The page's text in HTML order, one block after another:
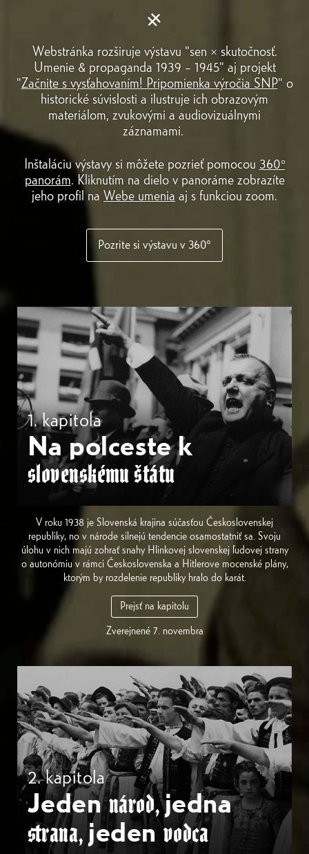
Webstránka rozširuje výstavu "sen × skutočnosť.
Umenie & propaganda 1939 – 1945" aj projekt
"Začnite s vysťahovaním! Pripomienka výročia SNP" o
historické súvislosti a ilustruje ich obrazovým
materiálom, zvukovými a audiovizuálnymi
záznamami.
Inštaláciu výstavy si môžete pozrieť pomocou 360°
panorám. Kliknutím na dielo v panoráme zobrazíte
jeho profil na Webe umenia aj s funkciou zoom.
Pozrite si výstavu v 360°
1. kapitola
Na polceste k
slovenskému štátu
V roku 1938 je Slovenská krajina súčasťou Československej
republiky, no v národe silnejú tendencie osamostatniť sa. Svoju
úlohu v nich majú zohrať snahy Hlinkovej slovenskej ľudovej strany
o autonómiu v rámci Československa a Hitlerove mocenské plány,
ktorým by rozdelenie republiky hralo do karát.
Prejsť na kapitolu
Zverejnené 7. novembra
2. kapitola
Jeden národ,jedna
strana, jeden vodca